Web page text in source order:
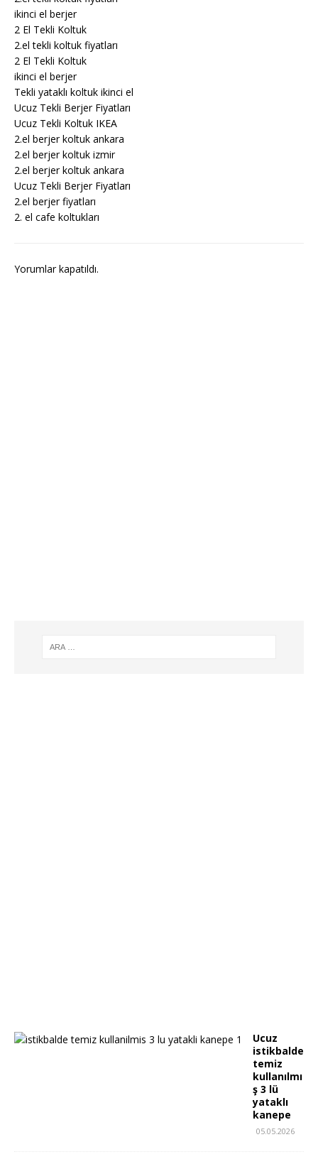
ikinci el berjer
2 El Tekli Koltuk
2.el tekli koltuk fiyatları
2 El Tekli Koltuk
ikinci el berjer
Tekli yataklı koltuk ikinci el
Ucuz Tekli Berjer Fiyatları
Ucuz Tekli Koltuk IKEA
2.el berjer koltuk ankara
2.el berjer koltuk izmir
2.el berjer koltuk ankara
Ucuz Tekli Berjer Fiyatları
2.el berjer fiyatları
2. el cafe koltukları
Yorumlar kapatıldı.
Ucuz
istikbalde
temiz
kullanılmı
ş 3 lü
yataklı
kanepe
05.05.2026